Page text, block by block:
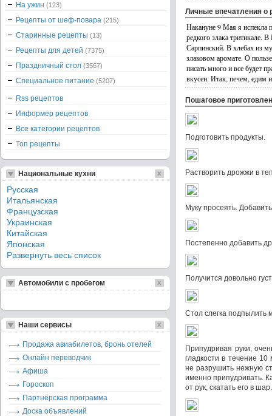
Личные впечатления о
Накануне 9 Мая я испекла
редкого злака тритикале.
Сарпинский. В хлебах из
злаковом аромате. О
писать много и все будет
вкусен. Итак, печем, едим
Пошаговое
Подготовить продукты.
Растворить дрожжи в
Муку просеять.
Постепенно добавить
Получится довольно
Стол слегка подпылить
Припудривая руки,
гладкости в течение
не разрушить нежную
именно припудривать.
от рук, скатать его в шар.
На ужин (123)
Рецепты от шеф-повара (215)
Старинные рецепты (13)
Рецепты для детей (7375)
Праздничный стол (3567)
Специальное питание (5207)
Rss рецептов
Информер рецептов
Все категории рецептов
Топ рецепты
Национальные кухни
Русская
Итальянская
Французская
Украинская
Китайская
Японская
Развернуть весь список
Автомобили с пробегом
Наши сервисы
Продажа авиабилетов, бронь отелей
Онлайн переводчик
Афиша
Гороскоп
Партнёрская программа
Доска объявлений